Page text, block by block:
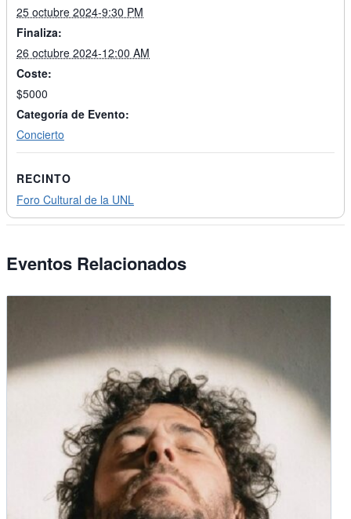
25 octubre 2024-9:30 PM
Finaliza:
26 octubre 2024-12:00 AM
Coste:
$5000
Categoría de Evento:
Concierto
RECINTO
Foro Cultural de la UNL
Eventos Relacionados